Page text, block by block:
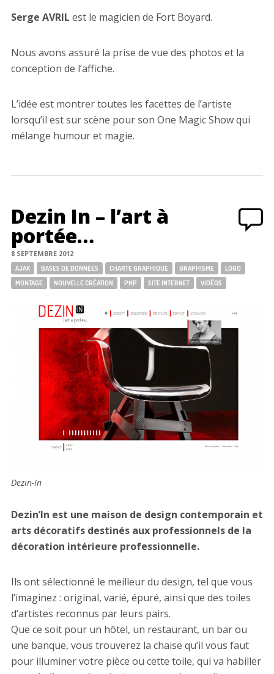
Serge AVRIL est le magicien de Fort Boyard.
Nous avons assuré la prise de vue des photos et la
conception de l’affiche.
L’idée est montrer toutes les facettes de l’artiste
lorsqu’il est sur scène pour son One Magic Show qui
mélange humour et magie.
Dezin In – l’art à
portée…
8 SEPTEMBRE 2012
Tags:
AJAX BASES DE DONNÉES CHARTE GRAPHIQUE GRAPHISME
LOGO
MONTAGE
NOUVELLE CRÉATION PHP SITE INTERNET VIDÉOS
Dezin-In
Dezin’In est une maison de design contemporain et
arts décoratifs destinés aux professionnels de la
décoration intérieure professionnelle.
Ils ont sélectionné le meilleur du design, tel que vous
l’imaginez : original, varié, épuré, ainsi que des toiles
d’artistes reconnus par leurs pairs.
Que ce soit pour un hôtel, un restaurant, un bar ou
une banque, vous trouverez la chaise qu’il vous faut
pour illuminer votre pièce ou cette toile, qui va habiller